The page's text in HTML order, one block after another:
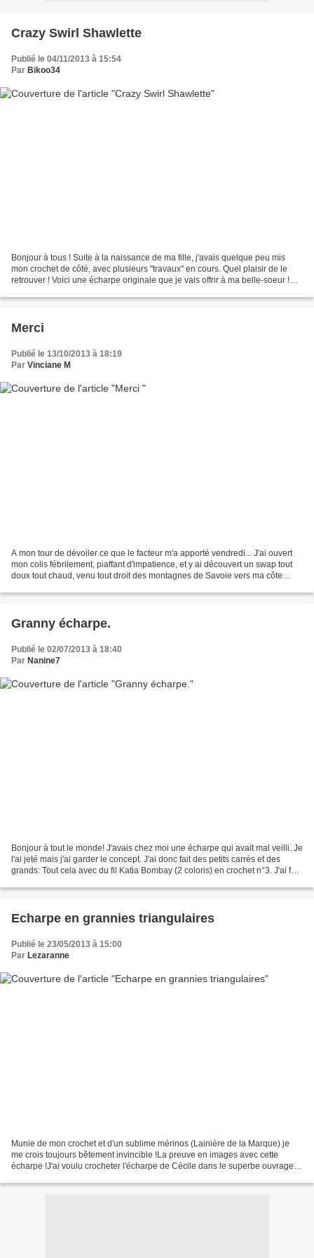
Crazy Swirl Shawlette
Publié le 04/11/2013 à 15:54
Par Bikoo34
Bonjour à tous ! Suite à la naissance de ma fille, j'avais quelque peu mis
mon crochet de côté, avec plusieurs "travaux" en cours. Quel plaisir de le
retrouver ! Voici une écharpe originale que je vais offrir à ma belle-soeur !
Merci
Publié le 13/10/2013 à 18:19
Par Vinciane M
A mon tour de dévoiler ce que le facteur m'a apporté vendredi... J'ai ouvert
mon colis fébrilement, piaffant d'impatience, et y ai découvert un swap tout
doux tout chaud, venu tout droit des montagnes de Savoie vers ma côte
Granny écharpe.
Publié le 02/07/2013 à 18:40
Par Nanine7
Bonjour à tout le monde! J'avais chez moi une écharpe qui avait mal veilli. Je
l'ai jeté mais j'ai garder le concept. J'ai donc fait des petits carrés et des
grands: Tout cela avec du fil Katia Bombay (2 coloris) en crochet n°3. J'ai fait
Echarpe en grannies triangulaires
Publié le 23/05/2013 à 15:00
Par Lezaranne
Munie de mon crochet et d'un sublime mérinos (Lainière de la Marque) je
me crois toujours bêtement invincible !La preuve en images avec cette
écharpe !J'ai voulu crocheter l'écharpe de Cécile dans le superbe ouvrage